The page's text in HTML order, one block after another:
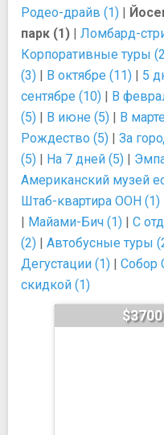
Родео-драйв (1) |
парк (1) | Ломбард-
Корпоративные туры
(3) | В октябре (11) | 5
сентябре (10) | В
(5) | В июне (5) | В
Рождество (5) | За
(5) | На 7 дней (5) |
Американский музей
Штаб-квартира ООН (1)
| Майами-Бич (1) | С
(2) | Автобусные туры
Дегустации (1) | Собор
скидкой (1)